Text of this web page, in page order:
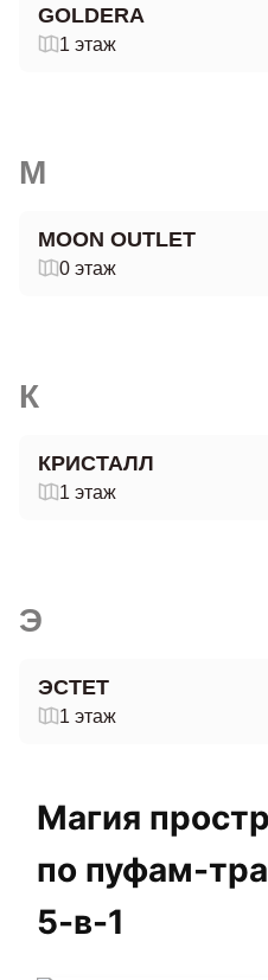
GOLDERA
1 этаж
M
MOON OUTLET
0 этаж
К
КРИСТАЛЛ
1 этаж
Э
ЭСТЕТ
1 этаж
Магия
по пуфам-
5-в-1